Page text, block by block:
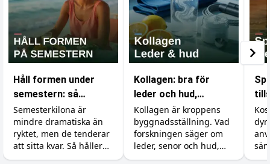
Håll formen under
semestern: så
undviker du att lägga
på dig fett
Semesterkilona är
mindre dramatiska än
ryktet, men de tenderar
att sitta kvar. Så håller
du formen utan att
Kollagen: bra för
leder och hud,
verkningslöst för
musklerna
Kollagen är kroppens
byggnadsställning. Vad
forskningen säger om
leder, senor och hud,
varför det inte gör något
är
dyr
Så